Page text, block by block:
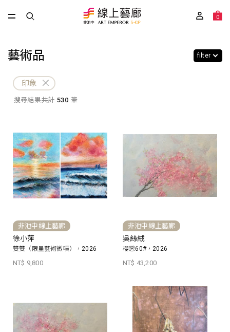
0
藝術品 filter
印象
搜尋結果共計 530 筆
非池中線上藝廊
徐小萍
雙雙（限量藝術微噴），2026
NT$ 9,800
非池中線上藝廊
吳絲絨
櫻戀60#，2026
NT$ 43,200